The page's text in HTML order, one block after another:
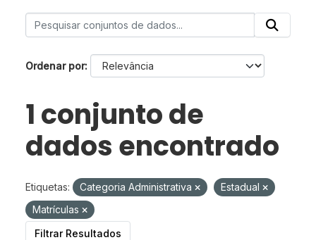
Ordenar por
1 conjunto de
dados encontrado
Etiquetas: Categoria Administrativa
Estadual
Matrículas
Filtrar Resultados